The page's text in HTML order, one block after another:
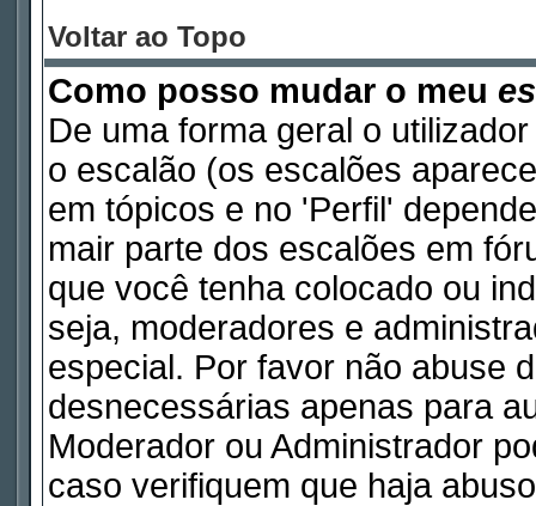
Voltar ao Topo
Como posso mudar o meu
De uma forma geral o
o escalão (os escalões
em tópicos e no 'Perfil'
mair parte dos escalões em
que você tenha colocado ou
seja, moderadores e
especial. Por favor não abuse
desnecessárias apenas para
Moderador ou Administrador
caso verifiquem que haja